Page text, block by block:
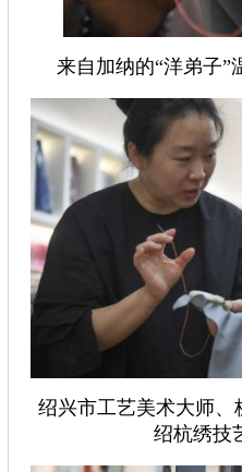
来自加纳的“洋弟子”
绍兴市工艺美术大师
绍杭绣技